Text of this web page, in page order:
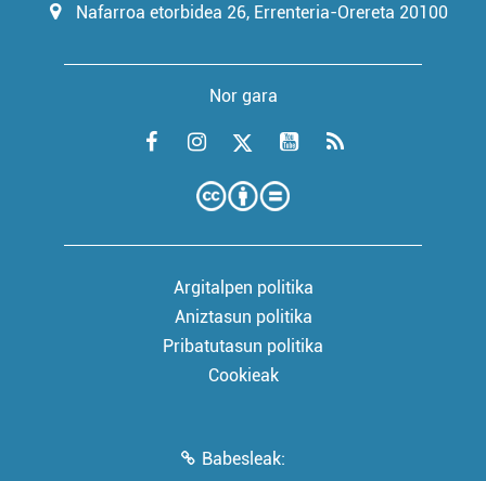
Nafarroa etorbidea 26, Errenteria-Orereta 20100
Nor gara
Argitalpen politika
Aniztasun politika
Pribatutasun politika
Cookieak
Babesleak: